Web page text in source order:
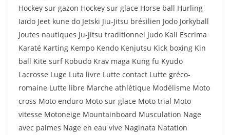
Hockey sur gazon Hockey sur glace Horse ball Hurling
Iaïdo Jeet kune do Jetski Jiu-Jitsu brésilien Jodo Jorkyball
Joutes nautiques Ju-Jitsu traditionnel Judo Kali Escrima
Karaté Karting Kempo Kendo Kenjutsu Kick boxing Kin
ball Kite surf Kobudo Krav maga Kung fu Kyudo
Lacrosse Luge Luta livre Lutte contact Lutte gréco-
romaine Lutte libre Marche athlétique Modélisme Moto
cross Moto enduro Moto sur glace Moto trial Moto
vitesse Motoneige Mountainboard Musculation Nage
avec palmes Nage en eau vive Naginata Natation